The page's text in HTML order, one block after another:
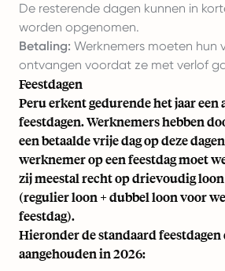
De resterende dagen kunnen in
worden opgenomen.
Betaling: Werknemers moeten hun
ontvangen voordat ze met verlof
Feestdagen
Peru erkent gedurende het jaar een
feestdagen. Werknemers hebben
een betaalde vrije dag op deze
werknemer op een feestdag moet
zij meestal recht op drievoudig
(regulier loon + dubbel loon voor
feestdag).
Hieronder de standaard
aangehouden in 2026: